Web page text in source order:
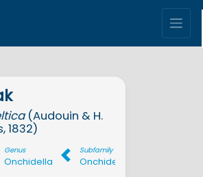
(Audouin & H.
1832)
Genus
Onchidella
Subfamily
Onchidellinae